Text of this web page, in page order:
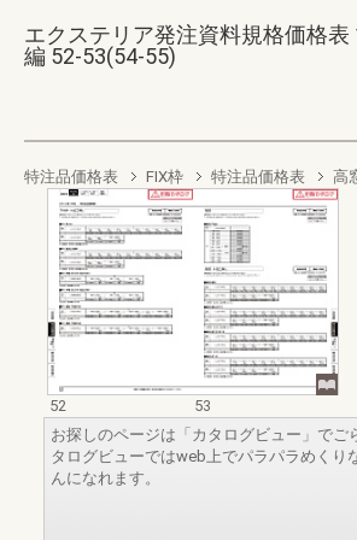
エクステリア発注資料規格価格表
編 52-53(54-55)
特注品価格表 FIX枠 特注品価格表 高
52
53
お探しのページは「カタログビュー」でご
タログビューではweb上でパラパラめくり
んになれます。